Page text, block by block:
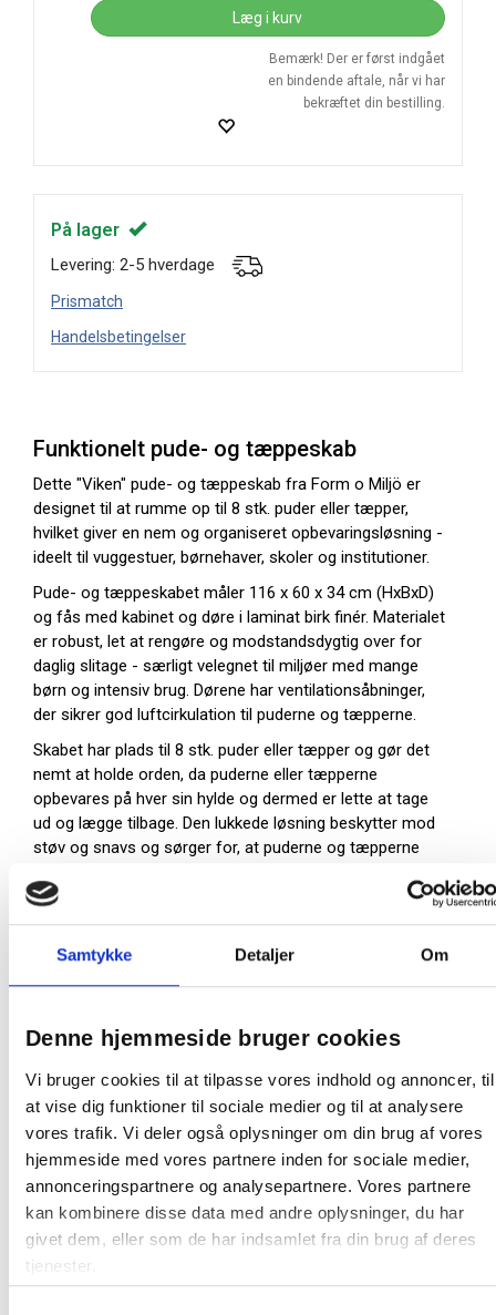
Samtykke Detaljer Om
Denne hjemmeside bruger cookies
Vi bruger cookies til at tilpasse vores indhold og annoncer, til
at vise dig funktioner til sociale medier og til at analysere
vores trafik. Vi deler også oplysninger om din brug af vores
hjemmeside med vores partnere inden for sociale medier,
annonceringspartnere og analysepartnere. Vores partnere
kan kombinere disse data med andre oplysninger, du har
givet dem, eller som de har indsamlet fra din brug af deres
tjenester.
Læg i kurv
Bemærk! Der er først indgået
en bindende aftale, når vi har
bekræftet din bestilling.
På lager
Levering: 2-5 hverdage
Prismatch
Handelsbetingelser
Funktionelt pude- og tæppeskab
Dette "Viken" pude- og tæppeskab fra Form o Miljö er
designet til at rumme op til 8 stk. puder eller tæpper,
hvilket giver en nem og organiseret opbevaringsløsning -
ideelt til vuggestuer, børnehaver, skoler og institutioner.
Pude- og tæppeskabet måler 116 x 60 x 34 cm (HxBxD)
og fås med kabinet og døre i laminat birk finér. Materialet
er robust, let at rengøre og modstandsdygtig over for
daglig slitage - særligt velegnet til miljøer med mange
børn og intensiv brug. Dørene har ventilationsåbninger,
der sikrer god luftcirkulation til puderne og tæpperne.
Skabet har plads til 8 stk. puder eller tæpper og gør det
nemt at holde orden, da puderne eller tæpperne
opbevares på hver sin hylde og dermed er lette at tage
ud og lægge tilbage. Den lukkede løsning beskytter mod
støv og snavs og sørger for, at puderne og tæpperne
forlænger levetiden og bidrager til en god hygiejne.
Skabets lyse laminat i birk natur krydsfinér passer
naturligt ind i de fleste skole- og institutionsmiljøer og
bidrager med et roligt og indbydende udtryk. Skabet kan
med andre garderobeelementer i samme serie fra Form
Pude- og tæppeskab med ventilationsåbninger
Stabil og slidstærk
Version: Op til 8 stk. puder eller tæpper
Materiale: Birk laminat
Størrelse: (HxBxD) 1160 x 600 x 340 mm
Farve: Birk
Producent: Form o Miljö